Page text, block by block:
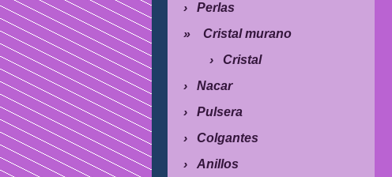
Perlas
Cristal murano
Cristal
Nacar
Pulsera
Colgantes
Anillos